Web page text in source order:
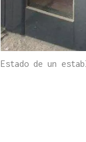
Estado de un